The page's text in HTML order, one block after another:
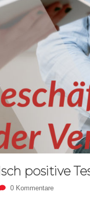
positive
0 Kommentare